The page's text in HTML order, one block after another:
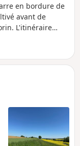
en bordure de
avant de
L'itinéraire